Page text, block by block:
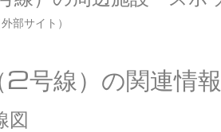
部サイト）
2号線）の関連情報
図